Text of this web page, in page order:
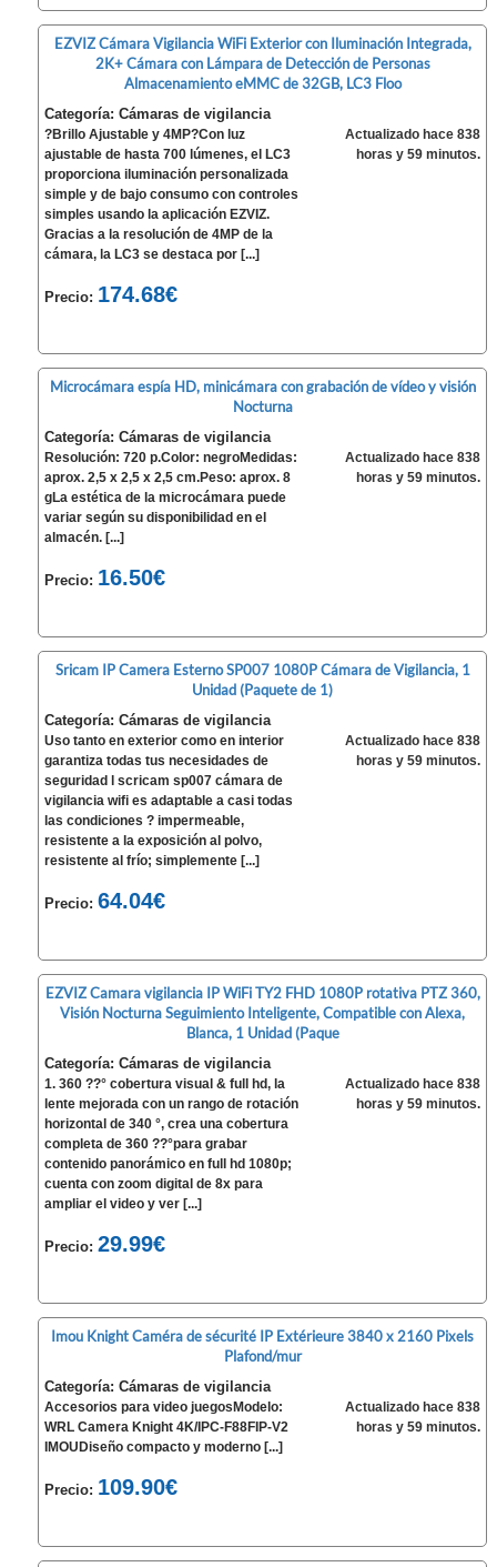
EZVIZ Cámara Vigilancia WiFi Exterior con Iluminación Integrada,
2K+ Cámara con Lámpara de Detección de Personas
Almacenamiento eMMC de 32GB, LC3 Floo
Categoría: Cámaras de vigilancia
?Brillo Ajustable y 4MP?Con luz
ajustable de hasta 700 lúmenes, el LC3
proporciona iluminación personalizada
simple y de bajo consumo con controles
simples usando la aplicación EZVIZ.
Gracias a la resolución de 4MP de la
cámara, la LC3 se destaca por [...]
Precio: 174.68€
Actualizado hace 838
horas y 59 minutos.
Microcámara espía HD, minicámara con grabación de vídeo y visión
Nocturna
Categoría: Cámaras de vigilancia
Resolución: 720 p.Color: negroMedidas:
aprox. 2,5 x 2,5 x 2,5 cm.Peso: aprox. 8
gLa estética de la microcámara puede
variar según su disponibilidad en el
almacén. [...]
Precio: 16.50€
Actualizado hace 838
horas y 59 minutos.
Sricam IP Camera Esterno SP007 1080P Cámara de Vigilancia, 1
Unidad (Paquete de 1)
Categoría: Cámaras de vigilancia
Uso tanto en exterior como en interior
garantiza todas tus necesidades de
seguridad l scricam sp007 cámara de
vigilancia wifi es adaptable a casi todas
las condiciones ? impermeable,
resistente a la exposición al polvo,
resistente al frío; simplemente [...]
Precio:64.04€
Actualizado hace 838
horas y 59 minutos.
EZVIZ Camara vigilancia IP WiFi TY2 FHD 1080P rotativa PTZ 360,
Visión Nocturna Seguimiento Inteligente, Compatible con Alexa,
Blanca, 1 Unidad (Paque
Categoría: Cámaras de vigilancia
1. 360 ??° cobertura visual & full hd, la
lente mejorada con un rango de rotación
horizontal de 340 °, crea una cobertura
completa de 360 ??°para grabar
contenido panorámico en full hd 1080p;
cuenta con zoom digital de 8x para
ampliar el video y ver [...]
Precio:29.99€
Actualizado hace 838
horas y 59 minutos.
Imou Knight Caméra de sécurité IP Extérieure 3840 x 2160 Pixels
Plafond/mur
Categoría: Cámaras de vigilancia
Accesorios para video juegosModelo:
WRL Camera Knight 4K/IPC-F88FIP-V2
IMOUDiseño compacto y moderno [...]
Precio: 109.90€
Actualizado hace 838
horas y 59 minutos.